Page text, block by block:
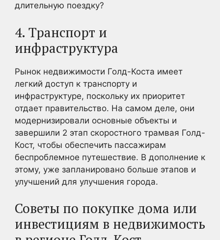
длительную поездку?
4. Транспорт и
инфраструктура
Рынок недвижимости Голд-Коста имеет
легкий доступ к транспорту и
инфраструктуре, поскольку их приоритет
отдает правительство. На самом деле, они
модернизировали основные объекты и
завершили 2 этап скоростного трамвая Голд-
Кост, чтобы обеспечить пассажирам
беспроблемное путешествие. В дополнение к
этому, уже запланировано больше этапов и
улучшений для улучшения города.
Советы по покупке дома или
инвестициям в недвижимость